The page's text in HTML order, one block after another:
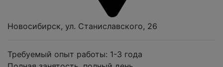
Новосибирск, ул. Станиславского, 26
Требуемый опыт работы: 1-3 года